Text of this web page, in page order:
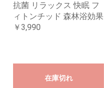
抗菌 リラックス 快眠 フ
ィトンチッド 森林浴効果
￥3,990
在庫切れ